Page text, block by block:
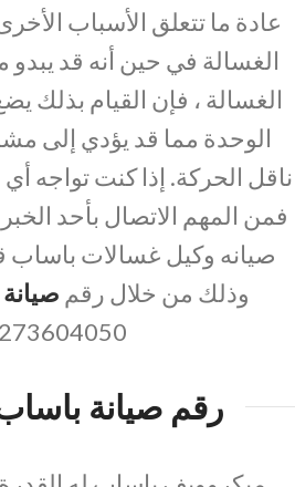
عادة ما تتعلق الأسباب
الغسالة في حين أنه قد
الغسالة ، فإن القيام بذلك
الوحدة مما قد يؤدي إلى
ناقل الحركة. إذا كنت تواجه
فمن المهم الاتصال بأحد
صيانه وكيل غسالات باساب
وذلك من خلال رقم
رقم صيانة